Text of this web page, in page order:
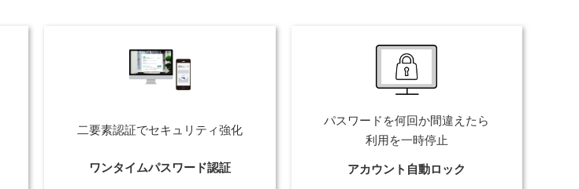
二要素認証でセキュリティ強化
ワンタイムパスワード認証
パスワードを何回か間違えたら
利用を一時停止
アカウント自動ロック